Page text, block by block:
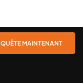
MAINTENANT